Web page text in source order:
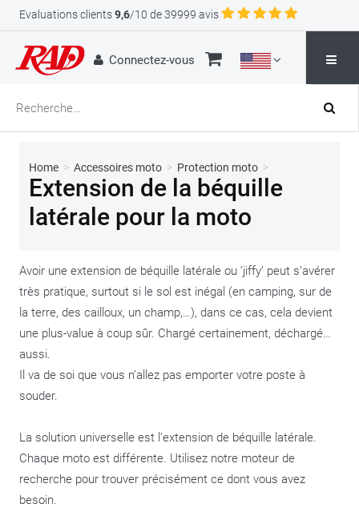
Evaluations clients9,6/10 de 39999 avis
Connectez-vous
Home > Accessoires moto > Protection moto >
Extension de la béquille
latérale pour la moto
Avoir une extension de béquille latérale ou ‘jiffy’ peut s’avérer
très pratique, surtout si le sol est inégal (en camping, sur de
la terre, des cailloux, un champ,…), dans ce cas, cela devient
une plus-value à coup sûr. Chargé certainement, déchargé…
aussi.
Il va de soi que vous n’allez pas emporter votre poste à
souder.
La solution universelle est l’extension de béquille latérale.
Chaque moto est différente. Utilisez notre moteur de
recherche pour trouver précisément ce dont vous avez
besoin.